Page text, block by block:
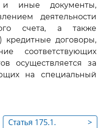
и иные документы,
деятельности
счета, а также
кредитные договоры,
соответствующих
осуществляется за
на специальный
>
Статья 175.1.